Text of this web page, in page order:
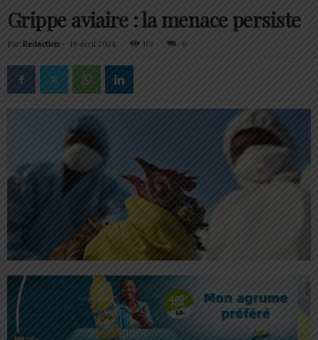
Grippe aviaire : la menace persiste
Par Redaction - 19 avril 2024 119 0